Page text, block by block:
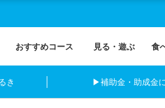
おすすめコース 見る・遊ぶ 食
き ▶補助金・助成金